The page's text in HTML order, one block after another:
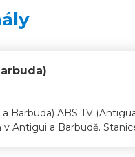
Barbuda) ABS TV
Antigui a Barbudě.